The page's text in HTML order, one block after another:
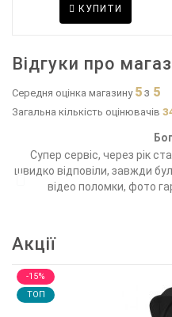
КУПИТИ
Відгуки про
Середня оцінка магазину 5з 5
Загальна кількість оцінювачів
Супер сервіс, через рік
швидко відповіли, завжди
відео поломки, фото
Акції
-15%
TOП